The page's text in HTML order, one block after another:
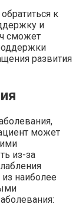
к
и
сможет
развития
может
из-за
наиболее